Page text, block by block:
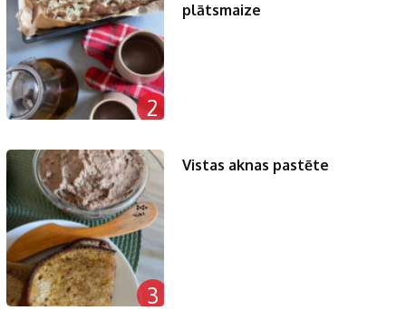
2
plātsmaize
3
Vistas aknas pastēte